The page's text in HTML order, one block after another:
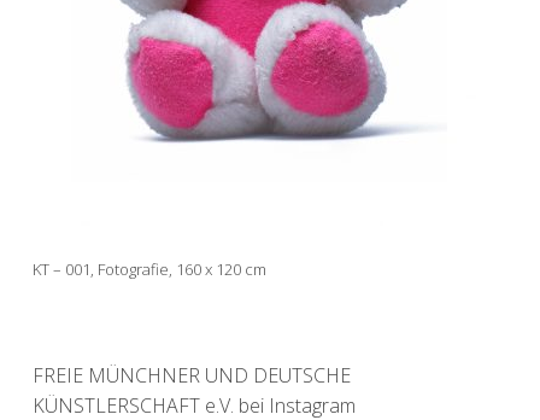
KT – 001, Fotografie, 160 x 120 cm
FREIE MÜNCHNER UND DEUTSCHE
KÜNSTLERSCHAFT e.V. bei Instagram